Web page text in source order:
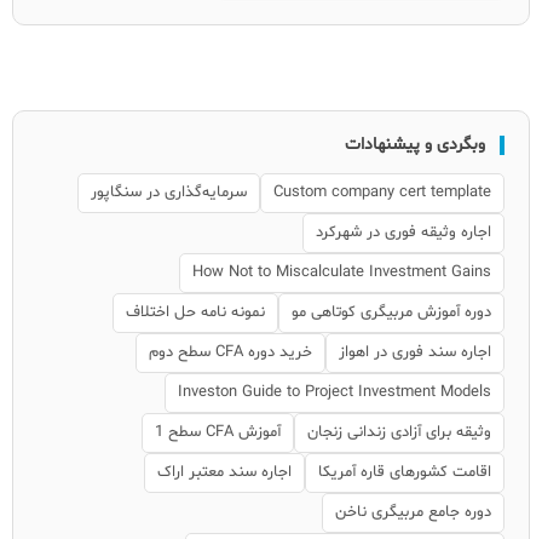
وبگردی و پیشنهادات
Custom company cert template
سرمایه‌گذاری در سنگاپور
اجاره وثیقه فوری در شهرکرد
How Not to Miscalculate Investment Gains
دوره آموزش مربیگری کوتاهی مو
نمونه نامه حل اختلاف
اجاره سند فوری در اهواز
خرید دوره CFA سطح دوم
Investon Guide to Project Investment Models
وثیقه برای آزادی زندانی زنجان
آموزش CFA سطح 1
اقامت کشورهای قاره آمریکا
اجاره سند معتبر اراک
دوره جامع مربیگری ناخن